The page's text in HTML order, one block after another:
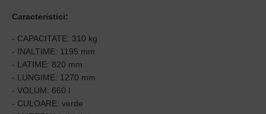
Caracteristici:
- CAPACITATE: 310 kg
- INALTIME: 1195 mm
- LATIME: 820 mm
- LUNGIME: 1270 mm
- VOLUM: 660 l
- CULOARE: verde